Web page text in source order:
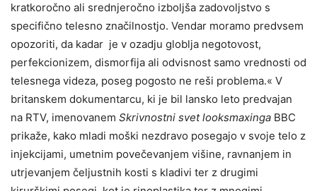
kratkoročno ali srednjeročno izboljša zadovoljstvo s
specifično telesno značilnostjo. Vendar moramo predvsem
opozoriti, da kadar je v ozadju globlja negotovost,
perfekcionizem, dismorfija ali odvisnost samo vrednosti od
telesnega videza, poseg pogosto ne reši problema.« V
britanskem dokumentarcu, ki je bil lansko leto predvajan
na RTV, imenovanem Skrivnostni svet looksmaxinga BBC
prikaže, kako mladi moški nezdravo posegajo v svoje telo z
injekcijami, umetnim povečevanjem višine, ravnanjem in
utrjevanjem čeljustnih kosti s kladivi ter z drugimi